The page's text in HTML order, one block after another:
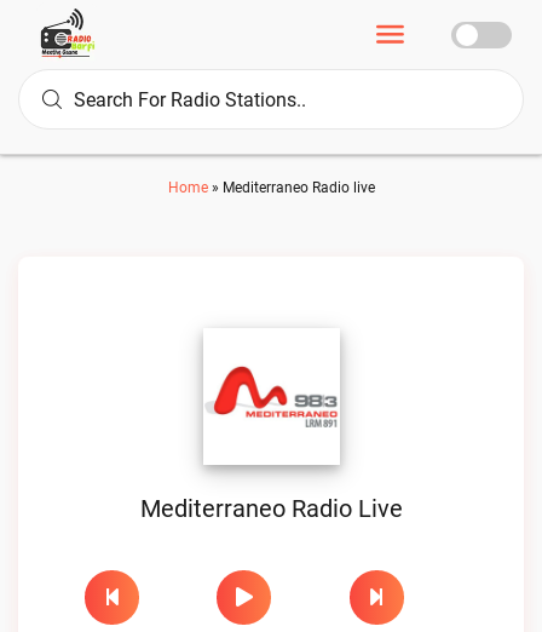
Home» Mediterraneo Radio live
Mediterraneo Radio Live